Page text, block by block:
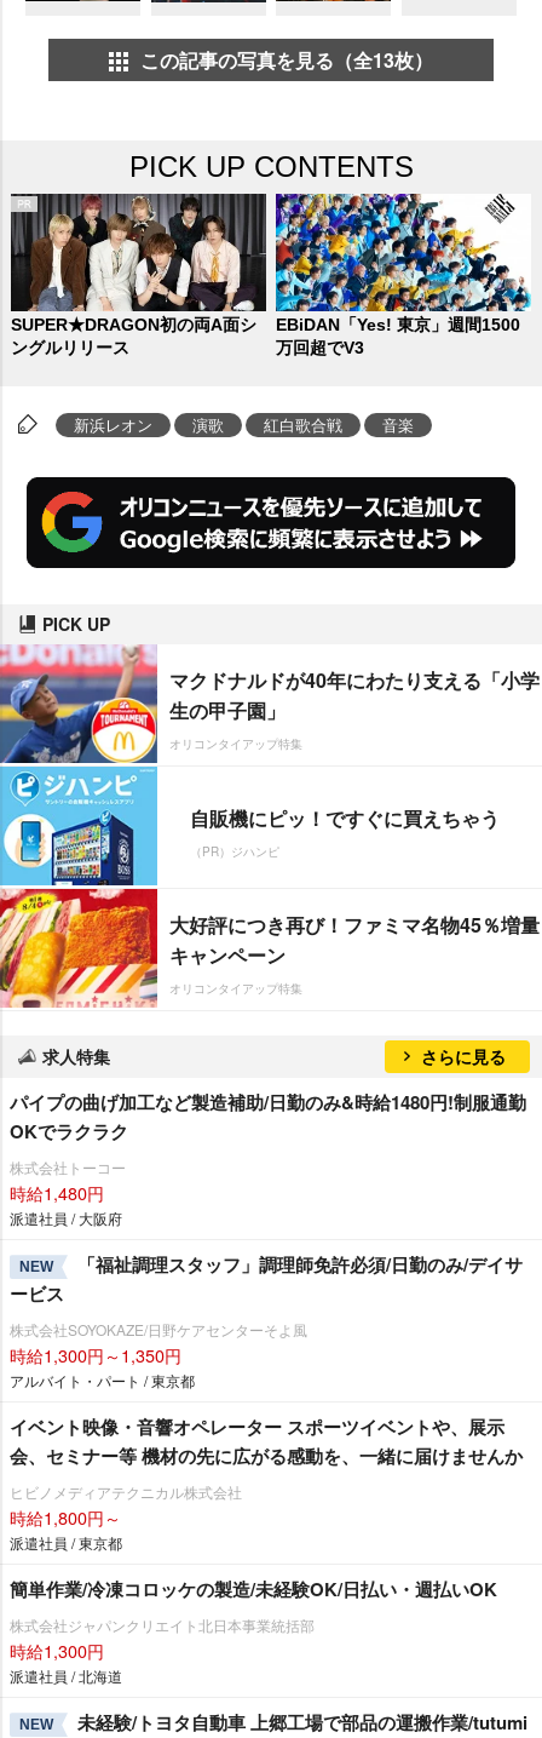
この記事の写真を見る（全13枚）
PICK UP CONTENTS
SUPER★DRAGON初の両A面シ
ングルリリース
EBiDAN「Yes! 東京」週間1500
万回超でV3
新浜レオン 演歌 紅白歌合戦 音楽
PICK UP
マクドナルドが40年にわたり支える「小学
生の甲子園」
オリコンタイアップ特集
自販機にピッ！ですぐに買えちゃう
（PR）ジハンピ
大好評につき再び！ファミマ名物45％増量
キャンペーン
オリコンタイアップ特集
求人特集 さらに見る
パイプの曲げ加工など製造補助/日勤のみ&時給1480円!制服通勤
OKでラクラク
株式会社トーコー
時給1,480円
派遣社員 / 大阪府
NEW
「福祉調理スタッフ」調理師免許必須/日勤のみ/デイサ
ービス
株式会社SOYOKAZE/日野ケアセンターそよ風
時給1,300円～1,350円
アルバイト・パート / 東京都
イベント映像・音響オペレーター スポーツイベントや、展示
会、セミナー等 機材の先に広がる感動を、一緒に届けませんか
ヒビノメディアテクニカル株式会社
時給1,800円～
派遣社員 / 東京都
簡単作業/冷凍コロッケの製造/未経験OK/日払い・週払いOK
株式会社ジャパンクリエイト北日本事業統括部
時給1,300円
派遣社員 / 北海道
NEW 未経験/トヨタ自動車 上郷工場で部品の運搬作業/tutumi